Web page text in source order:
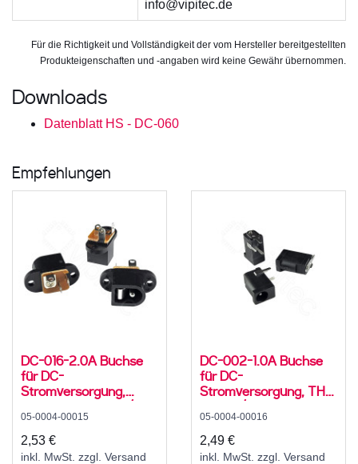
info@vipitec.de
Für die Richtigkeit und Vollständigkeit der vom Hersteller bereitgestellten
Produkteigenschaften und -angaben wird keine Gewähr übernommen.
Downloads
Datenblatt HS - DC-060
Empfehlungen
DC-016-2.0A Buchse
für DC-
Stromversorgung,
Lötfahnen, für 5,5 /
2,1mm Hohlstecker, 30
V, 500 mA, 0°, -20..70
°C
05-0004-00015
2,53 €
inkl. MwSt. zzgl. Versand
DC-002-1.0A Buchse
für DC-
Stromversorgung, THT,
für 3,5 / 1,1 mm
Hohlstecker, 30 V, 500
mA, 90°, -20..70 °C
05-0004-00016
2,49 €
inkl. MwSt. zzgl. Versand